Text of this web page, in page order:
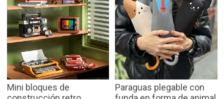
Mini bloques de
Paraguas plegable con